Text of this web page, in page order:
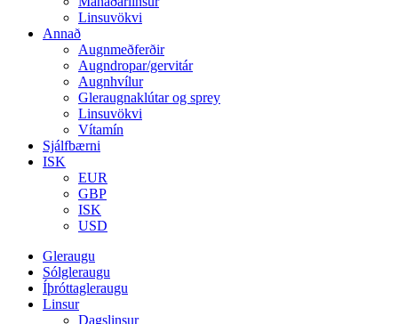
Linsuvökvi
Annað
Augnmeðferðir
Augndropar/gervitár
Augnhvílur
Gleraugnaklútar og sprey
Linsuvökvi
Vítamín
Sjálfbærni
ISK
EUR
GBP
ISK
USD
Gleraugu
Sólgleraugu
Íþróttagleraugu
Linsur
Dagslinsur